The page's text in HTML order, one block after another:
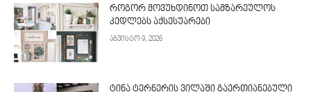
როგორ მოვუხდინოთ სამზარეულოს
კედლებს აქსესუარები
აგვისტო 9, 2026
ტინა ტერნერის ვილაში გაერთიანებული